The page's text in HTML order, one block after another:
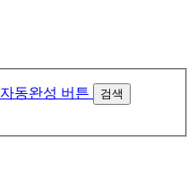
검색